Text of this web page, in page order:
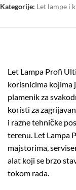
Kategorije: Let lampe i
Let Lampa Profi
korisnicima kojima
plamenik za
koristi za
i razne tehničke
terenu. Let Lampa
majstorima,
alat koji se brzo
tokom rada.